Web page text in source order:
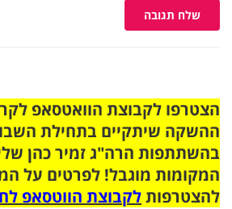
שלח תגובה
ההשקה שיתקיים בתחילת
בהשתתפות הרה"ג זמיר כהן
המקומות מוגבל! לפרטים על
להצטרפותלקבוצת הווטסאפ